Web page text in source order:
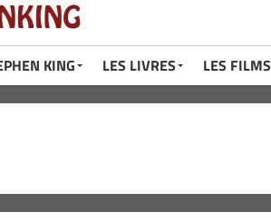
KING LES LIVRES LES FILMS